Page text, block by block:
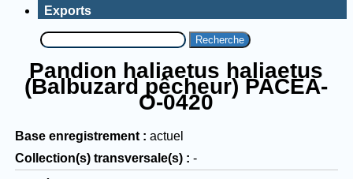
Exports
Recherche
Pandion haliaetus haliaetus
(Balbuzard pêcheur) PACEA-
O-0420
Base enregistrement
actuel
Collection(s) transversale(s)
-